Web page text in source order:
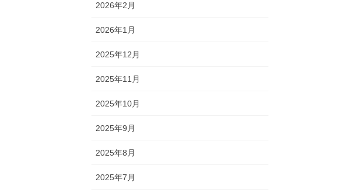
2026年2月
2026年1月
2025年12月
2025年11月
2025年10月
2025年9月
2025年8月
2025年7月